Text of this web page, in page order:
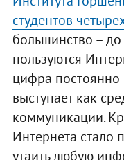
студентов
большинство –
пользуются
цифра постоянно
выступает как
коммуникации.
Интернета стало
утаить любую